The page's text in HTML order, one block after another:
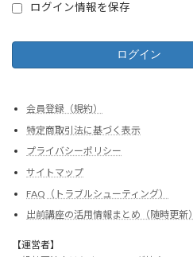
ログイン情報を保存
会員登録（規約）
特定商取引法に基づく表示
プライバシーポリシー
サイトマップ
FAQ（トラブルシューティング）
出前講座の活用情報まとめ（随時更新）
【運営者】